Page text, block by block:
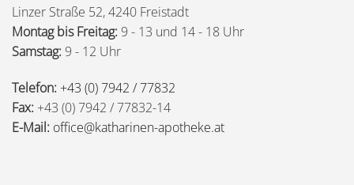
Linzer Straße 52, 4240 Freistadt
Montag bis Freitag: 9 - 13 und 14 - 18 Uhr
Samstag: 9 - 12 Uhr
Telefon: +43 (0) 7942 / 77832
Fax: +43 (0) 7942 / 77832-14
E-Mail: office@katharinen-apotheke.at